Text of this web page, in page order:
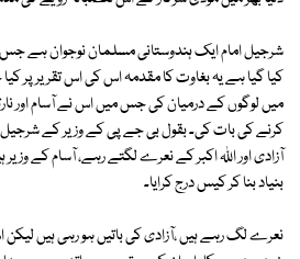
شرجیل امام ایک ہندوستانی مسلمان نوجوان ہے
کیا گیا ہے یہ بغاوت کا مقدمہ اس کی اس تقریر پر
میں لوگوں کے درمیان کی جس میں اس نے آسام اور
کرنے کی بات کی۔ بقول بی جے پی کے وزیر کے شرجیل
آزادی اور اللہ اکبر کے نعرے لگتے رہے، آسام کے
بنیاد بنا کر کیس درج کرایا۔
نعرے لگ رہے ہیں ،آزادی کی باتیں ہو رہی ہیں